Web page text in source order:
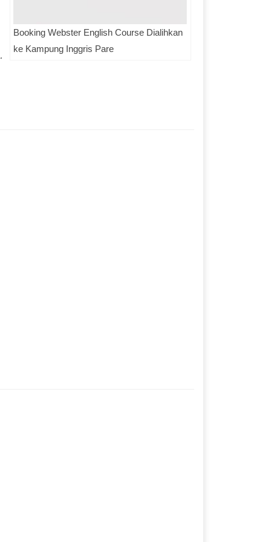
Booking Webster English Course Dialihkan
ke Kampung Inggris Pare